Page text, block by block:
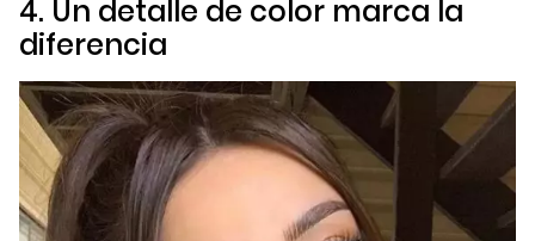
4. Un detalle de color marca la
diferencia